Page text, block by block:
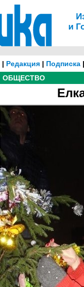
и
| Редакция | Подписка
ОБЩЕСТВО